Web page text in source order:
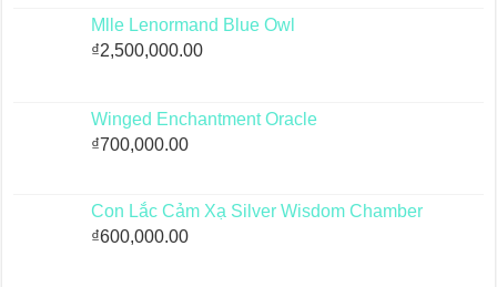
Mlle Lenormand Blue Owl
₫2,500,000.00
Winged Enchantment Oracle
₫700,000.00
Con Lắc Cảm Xạ Silver Wisdom Chamber
₫600,000.00